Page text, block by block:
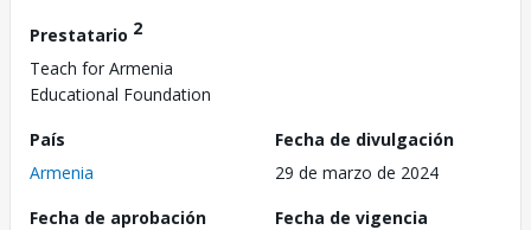
Prestatario 2
Teach for Armenia
Educational Foundation
País
Armenia
Fecha de divulgación
29 de marzo de 2024
Fecha de aprobación
Fecha de vigencia